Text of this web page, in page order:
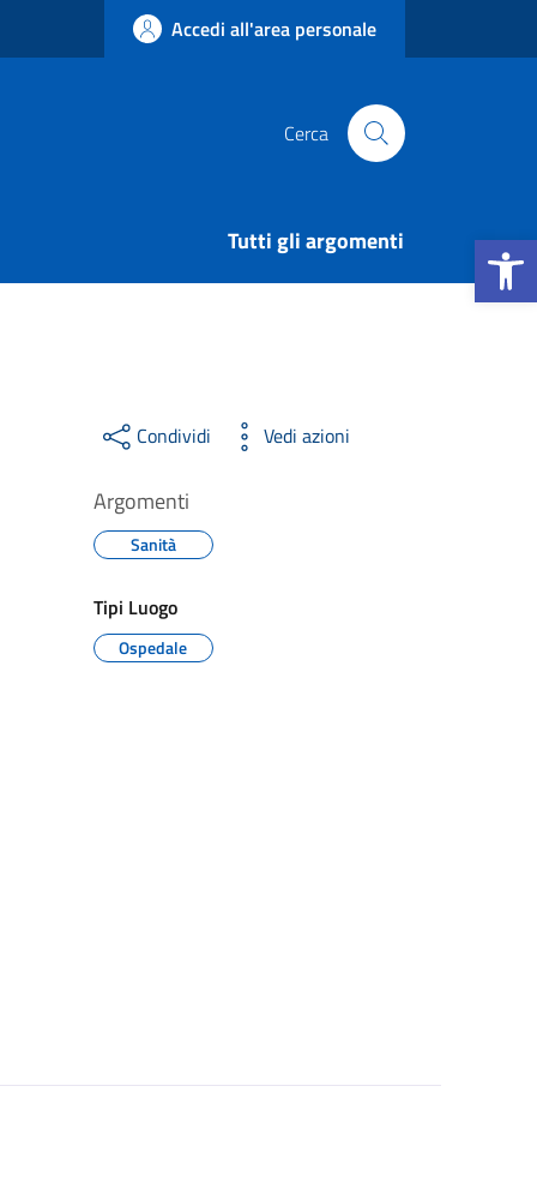
Apri la
Accedi all'area personale
Cerca
Tutti gli argomenti
Condividi Vedi azioni
Argomenti
Sanità
Tipi Luogo
Ospedale